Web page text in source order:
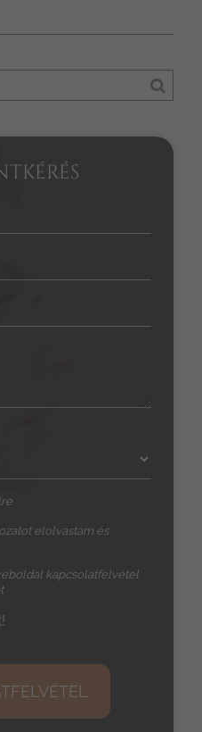
ot elolvastam és
kapcsolatfelvétel